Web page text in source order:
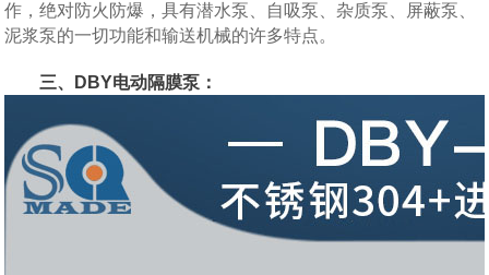
作，绝对防火防爆，具有潜水泵、自吸泵、杂质泵、屏蔽泵、
泥浆泵的一切功能和输送机械的许多特点。
三、DBY电动隔膜泵：